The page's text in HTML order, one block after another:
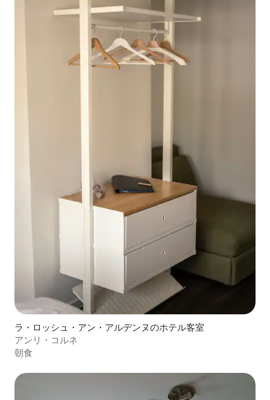
ラ・ロッシュ・アン・アルデンヌのホテル客室
アンリ・コルネ
朝食